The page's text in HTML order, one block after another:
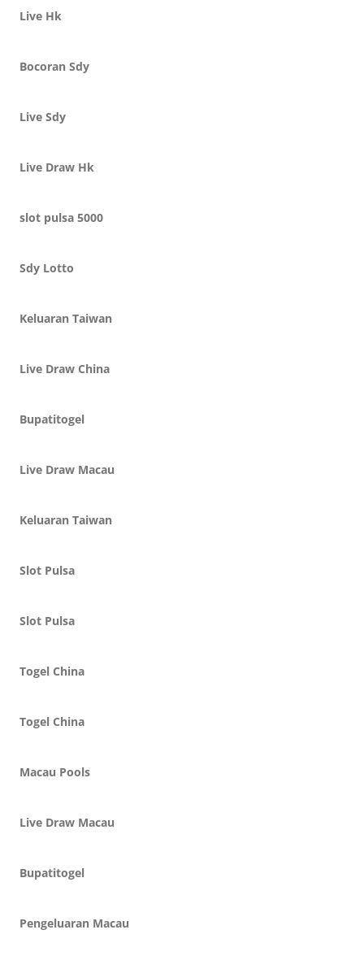
Live Hk
Bocoran Sdy
Live Sdy
Live Draw Hk
slot pulsa 5000
Sdy Lotto
Keluaran Taiwan
Live Draw China
Bupatitogel
Live Draw Macau
Keluaran Taiwan
Slot Pulsa
Slot Pulsa
Togel China
Togel China
Macau Pools
Live Draw Macau
Bupatitogel
Pengeluaran Macau